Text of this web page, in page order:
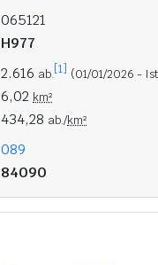
065121
H977
2.616 ab. [1] (01/01/2026 -
6,02 km²
434,28 ab./km²
089
84090